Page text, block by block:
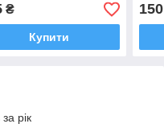
₴
Купити
150
рік